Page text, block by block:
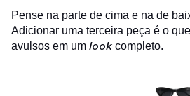
Pense na parte de cima e na de
Adicionar uma terceira peça é o
avulsos em um look completo.